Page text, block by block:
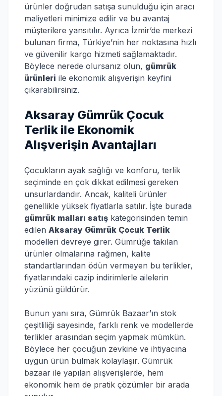
ürünler doğrudan satışa sunulduğu için aracı
maliyetleri minimize edilir ve bu avantaj
müşterilere yansıtılır. Ayrıca İzmir’de merkezi
bulunan firma, Türkiye’nin her noktasına hızlı
ve güvenilir kargo hizmeti sağlamaktadır.
Böylece nerede olursanız olun, gümrük
ürünleri ile ekonomik alışverişin keyfini
çıkarabilirsiniz.
Aksaray Gümrük Çocuk
Terlik ile Ekonomik
Alışverişin Avantajları
Çocukların ayak sağlığı ve konforu, terlik
seçiminde en çok dikkat edilmesi gereken
unsurlardandır. Ancak, kaliteli ürünler
genellikle yüksek fiyatlarla satılır. İşte burada
gümrük malları satış kategorisinden temin
edilen Aksaray Gümrük Çocuk Terlik
modelleri devreye girer. Gümrüğe takılan
ürünler olmalarına rağmen, kalite
standartlarından ödün vermeyen bu terlikler,
fiyatlarındaki cazip indirimlerle ailelerin
yüzünü güldürür.
Bunun yanı sıra, Gümrük Bazaar’ın stok
çeşitliliği sayesinde, farklı renk ve modellerde
terlikler arasından seçim yapmak mümkün.
Böylece her çocuğun zevkine ve ihtiyacına
uygun ürün bulmak kolaylaşır. Gümrük
bazaar ile yapılan alışverişlerde, hem
ekonomik hem de pratik çözümler bir arada